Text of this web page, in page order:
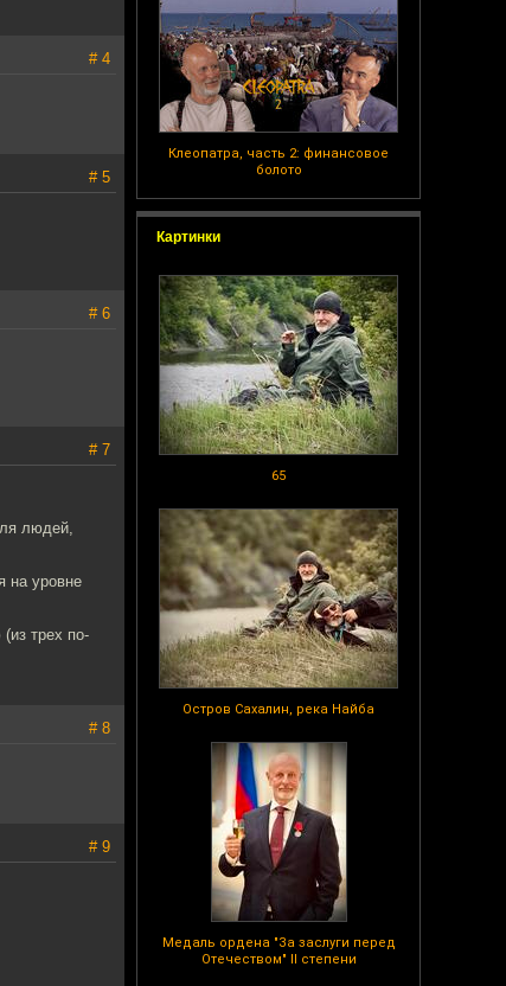
Клеопатра, часть 2: финансовое
болото
Картинки
65
Остров Сахалин, река Найба
Медаль ордена "За заслуги перед
Отечеством" II степени
# 4
# 5
# 6
# 7
людей,
на уровне
трех по-
# 8
# 9